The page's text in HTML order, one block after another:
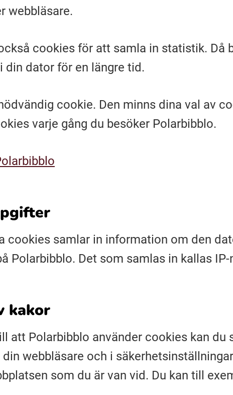
webbläsare.
cookies för att samla in statistik. Då
din dator för en längre tid.
cookie. Den minns dina val av
varje gång du besöker Polarbibblo.
cookies samlar in information om den
Polarbibblo. Det som samlas in kallas IP-
kakor
att Polarbibblo använder cookies kan du
din webbläsare och i
som du är van vid. Du kan till